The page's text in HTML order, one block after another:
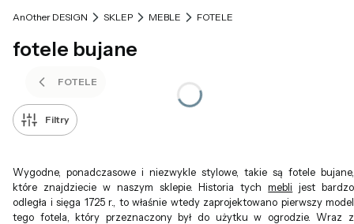
AnOther DESIGN SKLEP MEBLE FOTELE
fotele bujane
FOTELE
Filtry
Wygodne, ponadczasowe i niezwykle stylowe, takie są fotele bujane,
które znajdziecie w naszym sklepie. Historia tychmebli jest bardzo
odległa i sięga 1725 r., to właśnie wtedy zaprojektowano pierwszy model
tego fotela, który przeznaczony był do użytku w ogrodzie. Wraz z